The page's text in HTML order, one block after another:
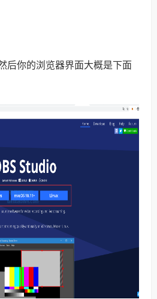
后你的浏览器界面大概是下面